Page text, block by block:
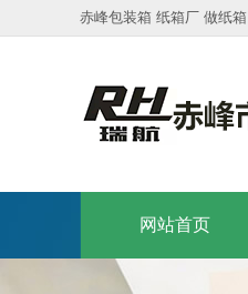
赤峰包装箱 纸箱厂 做纸箱
网站首页